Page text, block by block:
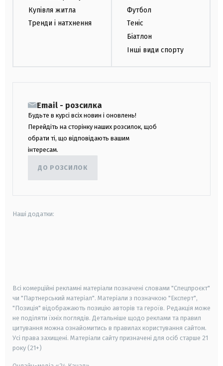
Купівля житла
Тренди і натхнення
Футбол
Теніс
Біатлон
Інші види спорту
Email - розсилка
Будьте в курсі всіх новин і оновлень!
Перейдіть на сторінку наших розсилок, щоб
обрати ті, що відповідають вашим
інтересам.
ДО РОЗСИЛОК
Наші додатки:
Всі комерційні рекламні матеріали позначені словами "Спецпроєкт"
чи "Партнерський матеріал". Матеріали з позначкою "Експерт",
"Позиція" відображають позицію авторів та героїв. Редакція може
не поділяти їхніх поглядів. Детальніше щодо реклами та правил
цитування можна ознайомитись в правилах користування сайтом.
Усі права захищені. Матеріали сайту призначені для осіб старше 21
року (21+)